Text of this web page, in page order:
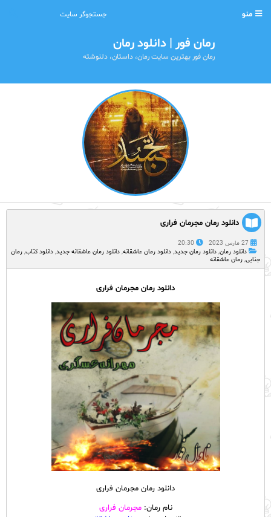
منو
رمان فور | دانلود رمان
رمان فور بهترین سایت رمان، داستان، دلنوشته
دانلود رمان مجرمان فراری
27 مارس 2023
20:30
دانلود رمان, دانلود رمان جدید, دانلود رمان عاشقانه, دانلود رمان عاشقانه جدید, دانلود کتاب, رمان
جنایی, رمان عاشقانه
دانلود رمان مجرمان فراری
دانلود رمان مجرمان فراری
نام رمان:مجرمان فراری